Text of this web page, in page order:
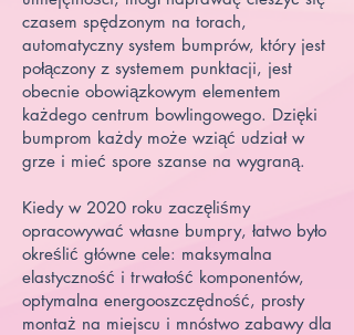
czasem spędzonym na torach,
automatyczny system bumprów, który jest
połączony z systemem punktacji, jest
obecnie obowiązkowym elementem
każdego centrum bowlingowego. Dzięki
bumprom każdy może wziąć udział w
grze i mieć spore szanse na wygraną.
Kiedy w 2020 roku zaczęliśmy
opracowywać własne bumpry, łatwo było
określić główne cele: maksymalna
elastyczność i trwałość komponentów,
optymalna energooszczędność, prosty
montaż na miejscu i mnóstwo zabawy dla